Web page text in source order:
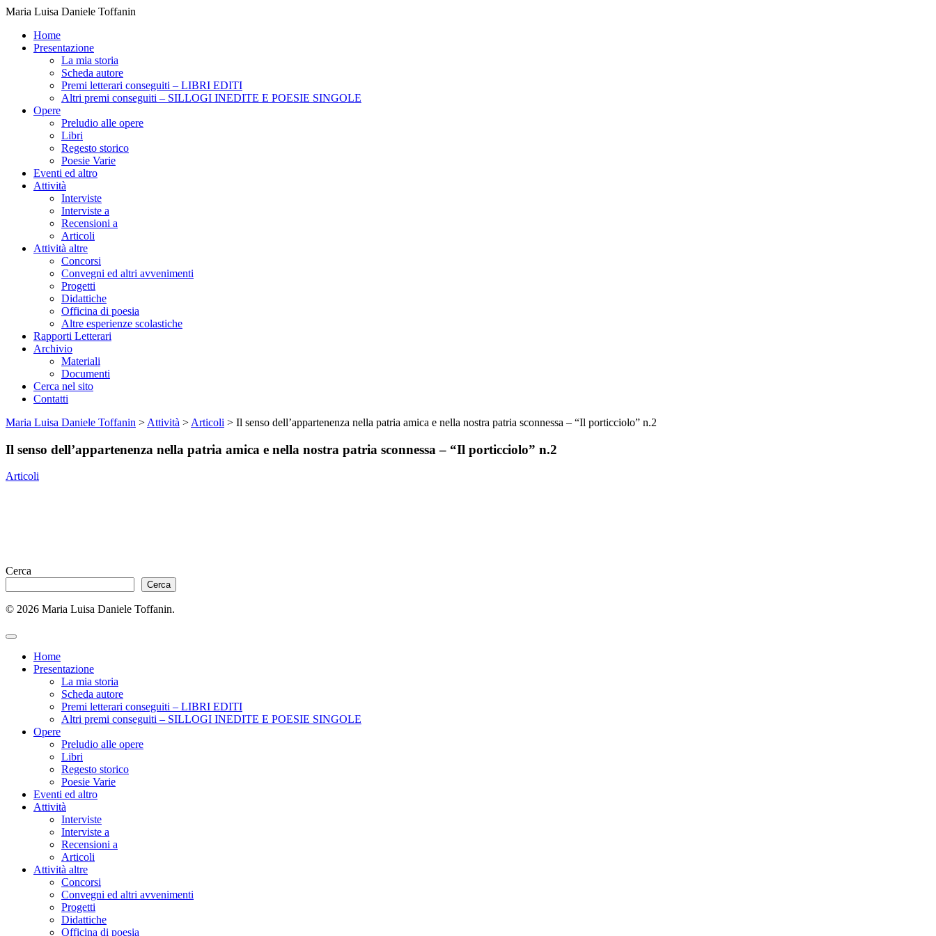
Maria Luisa Daniele Toffanin
Home
Presentazione
La mia storia
Scheda autore
Premi letterari conseguiti – LIBRI EDITI
Altri premi conseguiti – SILLOGI INEDITE E POESIE SINGOLE
Opere
Preludio alle opere
Libri
Regesto storico
Poesie Varie
Eventi ed altro
Attività
Interviste
Interviste a
Recensioni a
Articoli
Attività altre
Concorsi
Convegni ed altri avvenimenti
Progetti
Didattiche
Officina di poesia
Altre esperienze scolastiche
Rapporti Letterari
Archivio
Materiali
Documenti
Cerca nel sito
Contatti
Maria Luisa Daniele Toffanin > Attività > Articoli > Il senso dell’appartenenza nella patria amica e nella nostra patria sconnessa – “Il porticciolo” n.2
Il senso dell’appartenenza nella patria amica e nella nostra patria sconnessa – “Il porticciolo” n.2
Articoli
Cerca
Cerca
© 2026 Maria Luisa Daniele Toffanin.
Home
Presentazione
La mia storia
Scheda autore
Premi letterari conseguiti – LIBRI EDITI
Altri premi conseguiti – SILLOGI INEDITE E POESIE SINGOLE
Opere
Preludio alle opere
Libri
Regesto storico
Poesie Varie
Eventi ed altro
Attività
Interviste
Interviste a
Recensioni a
Articoli
Attività altre
Concorsi
Convegni ed altri avvenimenti
Progetti
Didattiche
Officina di poesia